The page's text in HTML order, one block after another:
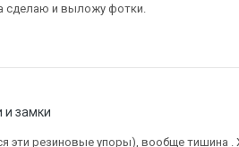
сделаю и выложу фотки.
и замки
эти резиновые упоры), вообще тишина .